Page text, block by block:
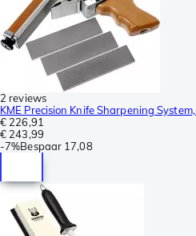
2 reviews
KME Precision Knife Sharpening
€ 226,91
€ 243,99
-7%Bespaar 17,08